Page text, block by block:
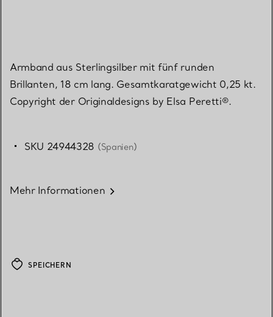
Armband aus Sterlingsilber mit fünf runden
Brillanten, 18 cm lang. Gesamtkaratgewicht 0,25 kt.
Copyright der Originaldesigns by Elsa Peretti®.
SKU 24944328 (Spanien)
Mehr Informationen
SPEICHERN